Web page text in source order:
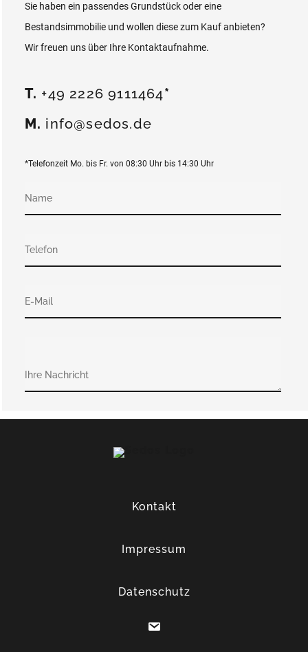
Sie haben ein passendes Grundstück oder eine
Bestandsimmobilie und wollen diese zum Kauf anbieten?
Wir freuen uns über Ihre Kontaktaufnahme.
T. +49 2226 9111464*
M. info@sedos.de
*Telefonzeit Mo. bis Fr. von 08:30 Uhr bis 14:30 Uhr
Kontakt
Impressum
Datenschutz